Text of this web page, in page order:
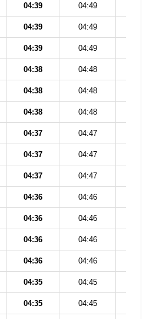
04:39 04:49
04:39 04:49
04:39 04:49
04:38 04:48
04:38 04:48
04:38 04:48
04:37 04:47
04:37 04:47
04:37 04:47
04:36 04:46
04:36 04:46
04:36 04:46
04:36 04:46
04:35 04:45
04:35 04:45